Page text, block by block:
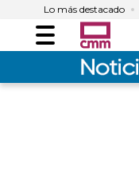
Lo más destacado
Menú